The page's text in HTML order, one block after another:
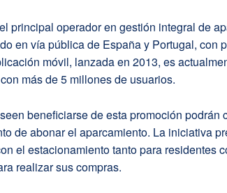
principal operador en gestión integral de
en vía pública de España y Portugal, con
móvil, lanzada en 2013, es
más de 5 millones de usuarios.
beneficiarse de esta promoción podrán
de abonar el aparcamiento. La iniciativa
el estacionamiento tanto para residentes
realizar sus compras.